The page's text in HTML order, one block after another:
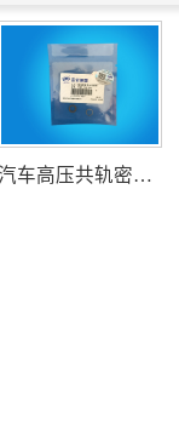
汽车高压共轨密封圈